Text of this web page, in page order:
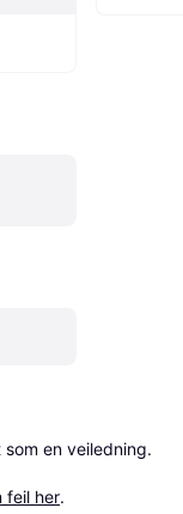
en veiledning.
feil her.